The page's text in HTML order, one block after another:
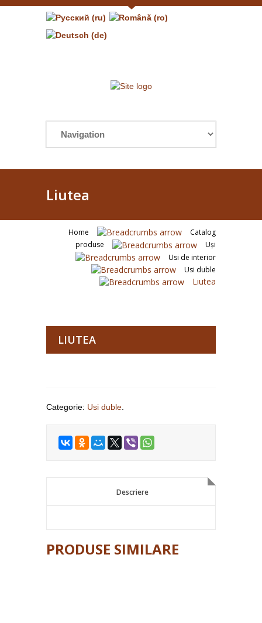
Liutea
Home
Catalog
produse
Uşi
Usi de interior
Usi duble
Liutea
LIUTEA
Categorie: Usi duble.
Descriere
Descriere
PRODUSE SIMILARE